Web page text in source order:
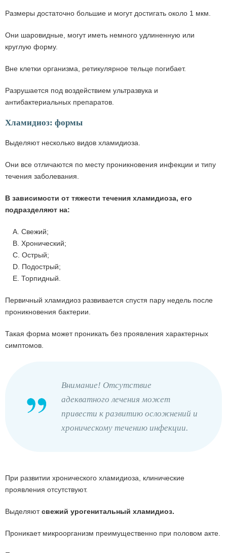
Размеры достаточно большие и могут достигать около 1 мкм.
Они шаровидные, могут иметь немного удлиненную или
круглую форму.
Вне клетки организма, ретикулярное тельце погибает.
Разрушается под воздействием ультразвука и
антибактериальных препаратов.
Хламидиоз: формы
Выделяют несколько видов хламидиоза.
Они все отличаются по месту проникновения инфекции и типу
течения заболевания.
В зависимости от тяжести течения хламидиоза, его
подразделяют на:
A. Свежий;
B. Хронический;
C. Острый;
D. Подострый;
E. Торпидный.
Первичный хламидиоз развивается спустя пару недель после
проникновения бактерии.
Такая форма может проникать без проявления характерных
симптомов.
Внимание! Отсутствие
адекватного лечения может
привести к развитию осложнений и
хроническому течению инфекции.
При развитии хронического хламидиоза, клинические
проявления отсутствуют.
Выделяютсвежий урогенитальный хламидиоз.
Проникает микроорганизм преимущественно при половом акте.